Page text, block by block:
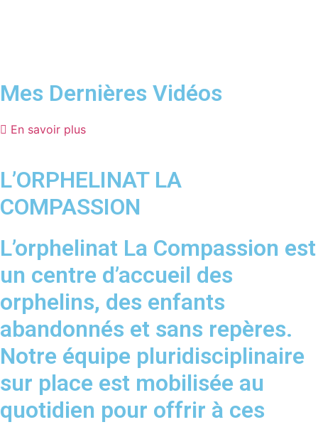
Mes Dernières Vidéos
En savoir plus
L’ORPHELINAT LA
COMPASSION
L’orphelinat La Compassion est
un centre d’accueil des
orphelins, des enfants
abandonnés et sans repères.
Notre équipe pluridisciplinaire
sur place est mobilisée au
quotidien pour offrir à ces